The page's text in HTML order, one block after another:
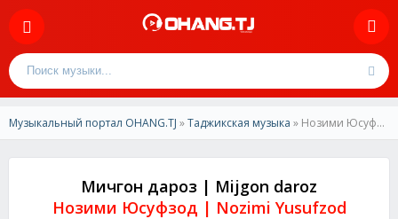
Музыкальный портал OHANG.TJ »Таджикская музыка » Нозими Юсуфзод-Мичгон дароз | Nozimi Yusufzod-Mijgon daroz
Мичгон дароз | Mijgon daroz
Нозими Юсуфзод | Nozimi Yusufzod